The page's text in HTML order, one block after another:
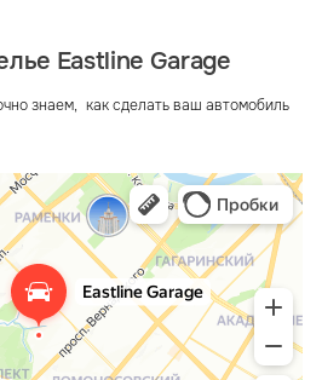
Eastline Garage
знаем, как сделать ваш автомобиль